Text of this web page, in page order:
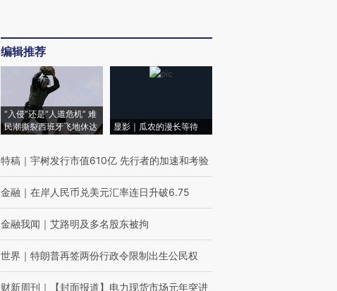
编辑推荐
“入侵”还是“人道危机” 难
民潮撕裂西班牙飞地休达
显影｜瓜农的漫长等待
特稿 ｜ 宇树发行市值610亿 先行者的加速和考验
金融 ｜ 在岸人民币兑美元汇率连日升破6.75
金融我闻 ｜ 艾路明及多名股东被拘
世界 ｜ 特朗普再签两份行政令限制出生公民权
财新周刊 ｜ 【封面报道】电力现货市场元年突进